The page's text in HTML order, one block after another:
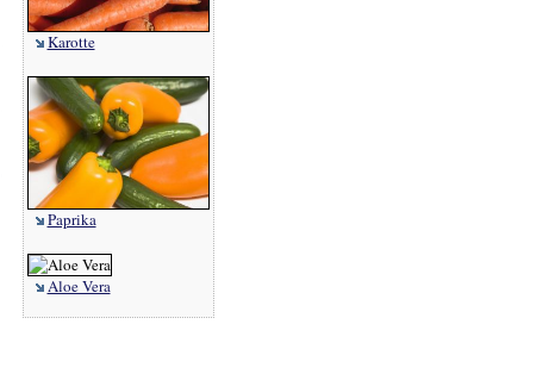
Karotte
Paprika
Aloe Vera